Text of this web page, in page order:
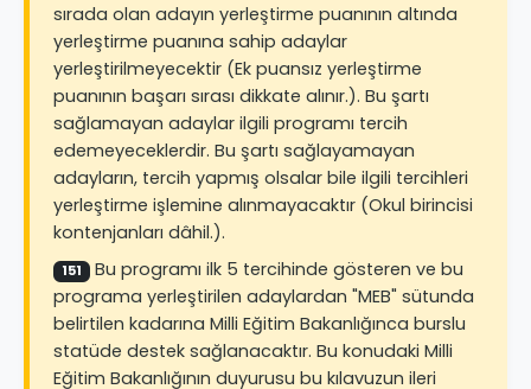
sırada olan adayın yerleştirme puanının altında
yerleştirme puanına sahip adaylar
yerleştirilmeyecektir (Ek puansız yerleştirme
puanının başarı sırası dikkate alınır.). Bu şartı
sağlamayan adaylar ilgili programı tercih
edemeyeceklerdir. Bu şartı sağlayamayan
adayların, tercih yapmış olsalar bile ilgili tercihleri
yerleştirme işlemine alınmayacaktır (Okul birincisi
kontenjanları dâhil.).
151
Bu programı ilk 5 tercihinde gösteren ve bu
programa yerleştirilen adaylardan "MEB" sütunda
belirtilen kadarına Milli Eğitim Bakanlığınca burslu
statüde destek sağlanacaktır. Bu konudaki Milli
Eğitim Bakanlığının duyurusu bu kılavuzun ileri